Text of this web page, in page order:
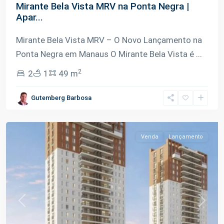
Mirante Bela Vista MRV na Ponta Negra |
Apar...
Mirante Bela Vista MRV – O Novo Lançamento na
Ponta Negra em Manaus O Mirante Bela Vista é ...
2
1 49 m2
Gutemberg Barbosa
Negra,
Previous Next
Venda Lançamento